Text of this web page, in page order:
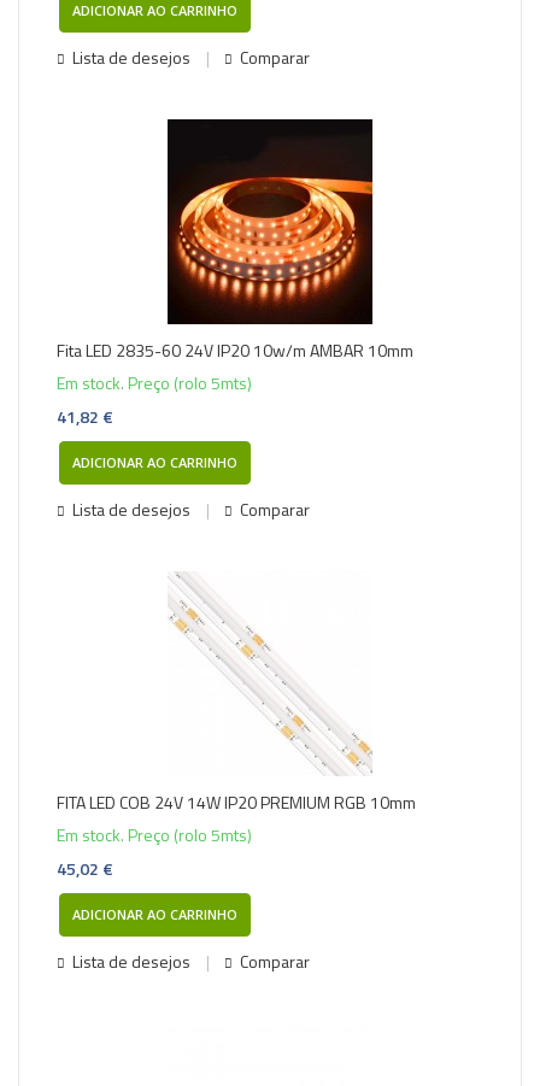
ADICIONAR AO CARRINHO
Lista de desejos Comparar
Fita LED 2835-60 24V IP20 10w/m AMBAR 10mm
Em stock. Preço (rolo 5mts)
41,82 €
ADICIONAR AO CARRINHO
Lista de desejos Comparar
FITA LED COB 24V 14W IP20 PREMIUM RGB 10mm
Em stock. Preço (rolo 5mts)
45,02 €
ADICIONAR AO CARRINHO
Lista de desejos Comparar